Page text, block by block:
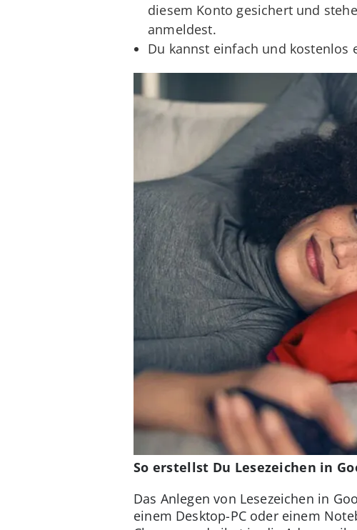
diesem Konto gesichert und
anmeldest.
Du kannst einfach und kostenlos
So erstellst Du Lesezeichen in
Das Anlegen von Lesezeichen in
einem Desktop-PC oder einem